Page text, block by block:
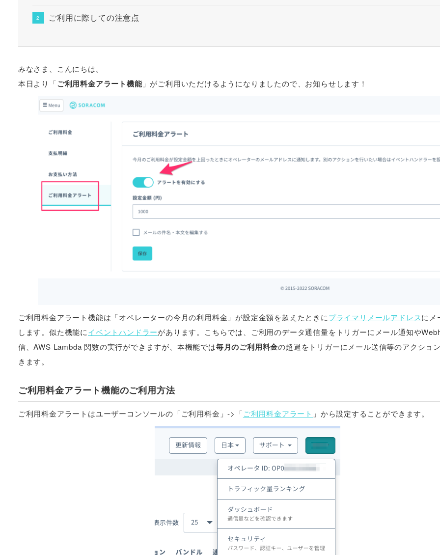
ご利用に際しての注意点
みなさま、こんにちは。
本日より「ご利用料金アラート機能」がご利用いただけるようになりましたので、お知らせします！
ご利用料金アラート機能は「オペレーターの今月の利用料金」が設定金額を超えたときにプライマリメールアドレスにメ
します。似た機能にイベントハンドラーがあります。こちらでは、ご利用のデータ通信量をトリガーにメール通知や
信、AWS Lambda 関数の実行ができますが、本機能では毎月のご利用料金の超過をトリガーにメール送信等のアクショ
きます。
ご利用料金アラート機能のご利用方法
ご利用料金アラートはユーザーコンソールの「ご利用料金」->「ご利用料金アラート 」から設定することができます。